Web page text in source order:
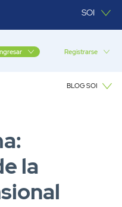
SOI
Registrarse
BLOG SOI
la